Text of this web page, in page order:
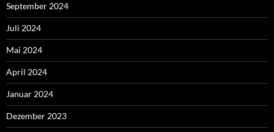
September 2024
Juli 2024
Mai 2024
April 2024
Januar 2024
Dezember 2023